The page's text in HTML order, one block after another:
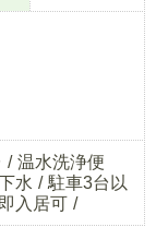
温水洗浄便
水
駐車3台以
即入居可